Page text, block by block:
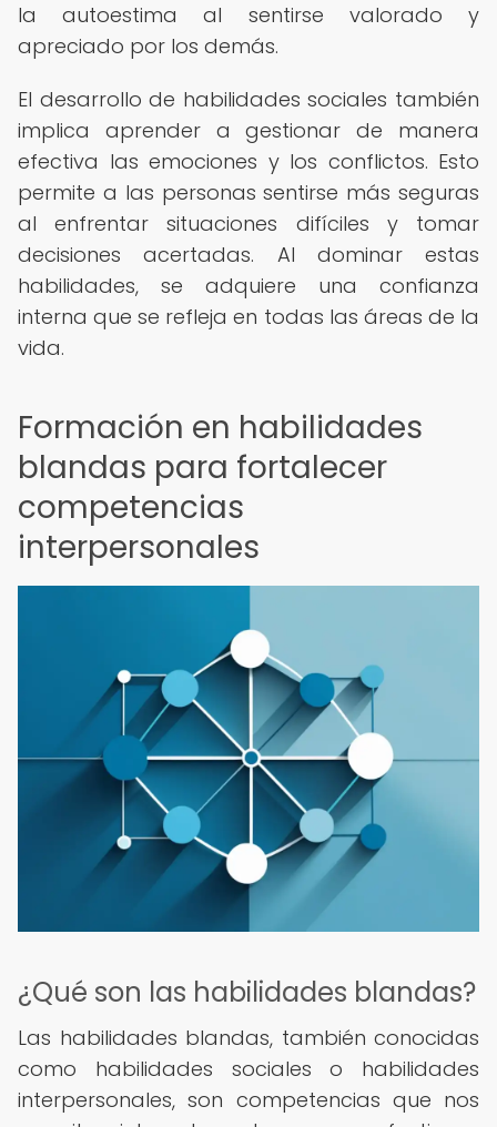
la autoestima al sentirse valorado y
apreciado por los demás.
El desarrollo de habilidades sociales también
implica aprender a gestionar de manera
efectiva las emociones y los conflictos. Esto
permite a las personas sentirse más seguras
al enfrentar situaciones difíciles y tomar
decisiones acertadas. Al dominar estas
habilidades, se adquiere una confianza
interna que se refleja en todas las áreas de la
vida.
Formación en habilidades
blandas para fortalecer
competencias
interpersonales
¿Qué son las habilidades blandas?
Las habilidades blandas, también conocidas
como habilidades sociales o habilidades
interpersonales, son competencias que nos